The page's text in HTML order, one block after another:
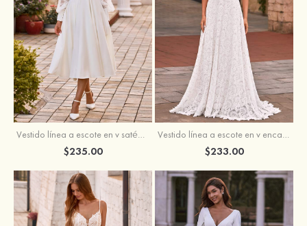
Vestido línea a escote en v satén hasta la tibia vestido de novia
$235.00
Vestido línea a escote en v encaje cola de barrido vestido de novia
$233.00